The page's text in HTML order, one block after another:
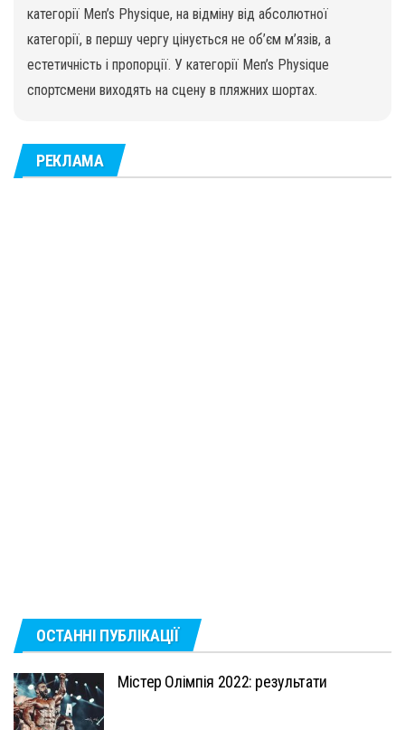
категорії Men’s Physique, на відміну від абсолютної
категорії, в першу чергу цінується не об’єм м’язів, а
естетичність і пропорції. У категорії Men’s Physique
спортсмени виходять на сцену в пляжних шортах.
РЕКЛАМА
ОСТАННІ ПУБЛІКАЦІЇ
Містер Олімпія 2022: результати